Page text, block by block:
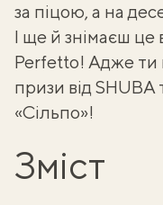
за піцою, а на
І ще й знімаєш це
Perfetto! Адже ти
призи від
«Сільпо»!
Зміст